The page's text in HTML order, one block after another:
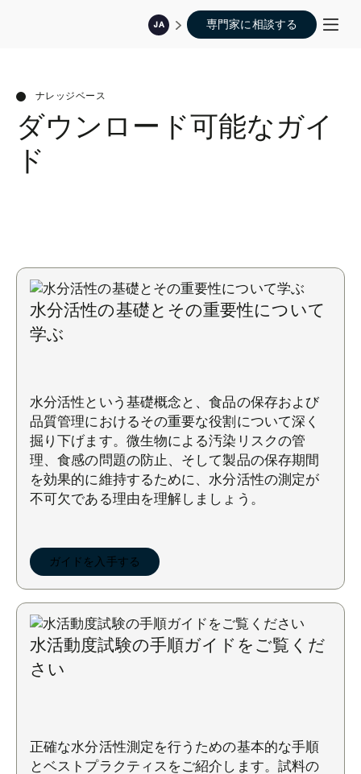
JA 専門家に相談する
ナレッジベース
ダウンロード可能なガイ
ド
水分活性の基礎とその重要性について
学ぶ
水分活性という基礎概念と、食品の保存および
品質管理におけるその重要な役割について深く
掘り下げます。微生物による汚染リスクの管
理、食感の問題の防止、そして製品の保存期間
を効果的に維持するために、水分活性の測定が
不可欠である理由を理解しましょう。
ガイドを入手する
水活動度試験の手順ガイドをご覧くだ
さい
正確な水分活性測定を行うための基本的な手順
とベストプラクティスをご紹介します。試料の